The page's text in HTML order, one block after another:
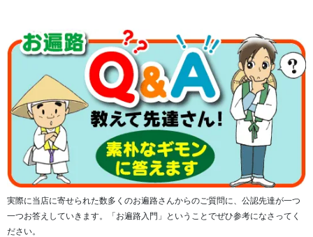
商品の仕様、サイズ
外寸 ：W15ｃｍ × H 19cm×Ｄ15ｃｍ
内寸 ：W13.2ｃｍ × H 17.2cm×Ｄ13.2ｃｍ
素材 ：MDF板・ラッカー塗料・PET・合金
実際に当店に寄せられた数多くのお遍路さんからのご質問に、公認先達が一つ
一つお答えしていきます。「お遍路入門」ということでぜひ参考になさってく
ださい。